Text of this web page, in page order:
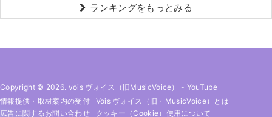
ランキングをもっとみる
Copyright © 2026. vois ヴォイス（旧MusicVoice） - YouTube
情報提供・取材案内の受付
Vois ヴォイス（旧・MusicVoice）とは
広告に関するお問い合わせ
クッキー（cookie）使用について